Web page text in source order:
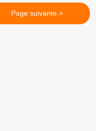
Page suivante >